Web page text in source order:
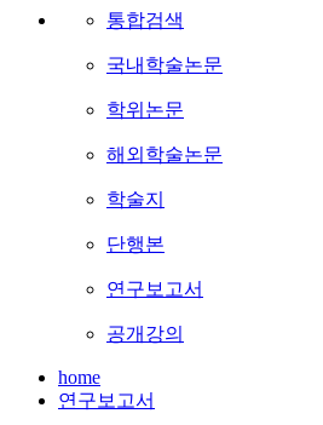
통합검색
국내학술논문
학위논문
해외학술논문
학술지
단행본
연구보고서
공개강의
home
연구보고서